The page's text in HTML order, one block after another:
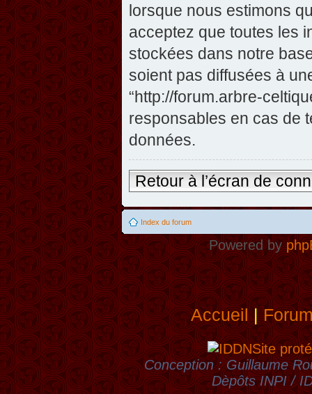
lorsque nous estimons
acceptez que toutes les
stockées dans notre
soient pas diffusées à
“http://forum.arbre-
responsables en cas de
données.
Retour à l’écran de
Index du forum
Powered by
Accueil|
Site
Conception : Guillaume
Dèpôts INPI /